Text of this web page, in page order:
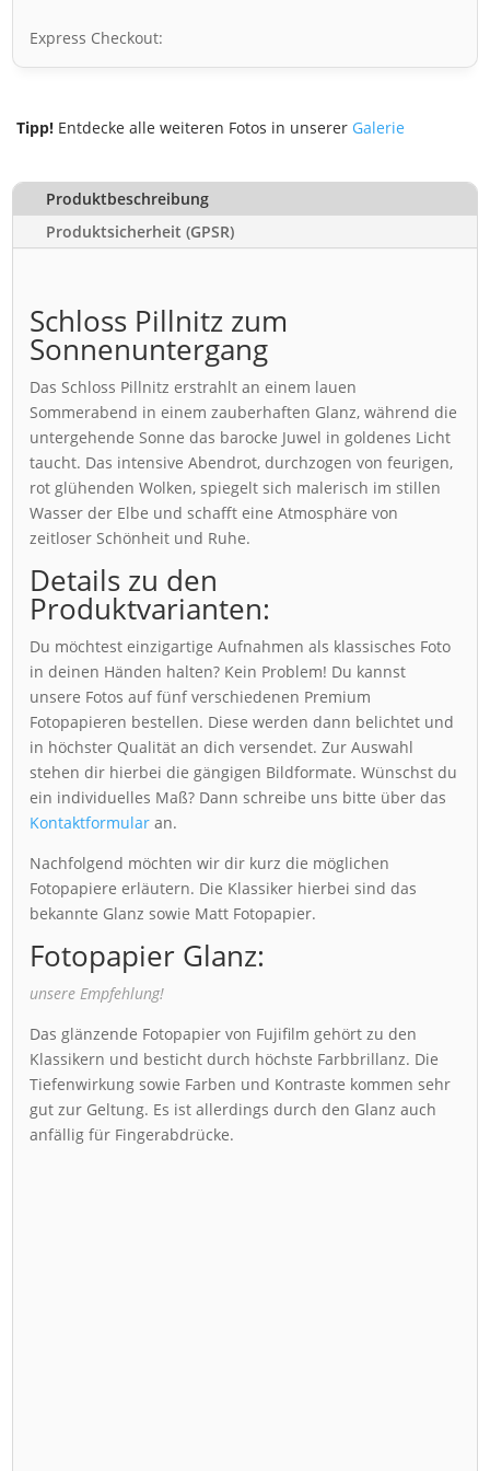
Express Checkout:
Tipp! Entdecke alle weiteren Fotos in unserer Galerie
Produktbeschreibung
Produktsicherheit (GPSR)
Schloss Pillnitz zum
Sonnenuntergang
Das Schloss Pillnitz erstrahlt an einem lauen
Sommerabend in einem zauberhaften Glanz, während die
untergehende Sonne das barocke Juwel in goldenes Licht
taucht. Das intensive Abendrot, durchzogen von feurigen,
rot glühenden Wolken, spiegelt sich malerisch im stillen
Wasser der Elbe und schafft eine Atmosphäre von
zeitloser Schönheit und Ruhe.
Details zu den
Produktvarianten:
Du möchtest einzigartige Aufnahmen als klassisches Foto
in deinen Händen halten? Kein Problem! Du kannst
unsere Fotos auf fünf verschiedenen Premium
Fotopapieren bestellen. Diese werden dann belichtet und
in höchster Qualität an dich versendet. Zur Auswahl
stehen dir hierbei die gängigen Bildformate. Wünschst du
ein individuelles Maß? Dann schreibe uns bitte über das
Kontaktformular an.
Nachfolgend möchten wir dir kurz die möglichen
Fotopapiere erläutern. Die Klassiker hierbei sind das
bekannte Glanz sowie Matt Fotopapier.
Fotopapier Glanz:
unsere Empfehlung!
Das glänzende Fotopapier von Fujifilm gehört zu den
Klassikern und besticht durch höchste Farbbrillanz. Die
Tiefenwirkung sowie Farben und Kontraste kommen sehr
gut zur Geltung. Es ist allerdings durch den Glanz auch
anfällig für Fingerabdrücke.